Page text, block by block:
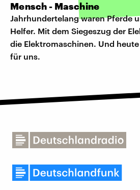
Mensch - Maschine
Jahrhundertelang waren Pferde
Helfer. Mit dem Siegeszug der
die Elektromaschinen. Und
für uns.